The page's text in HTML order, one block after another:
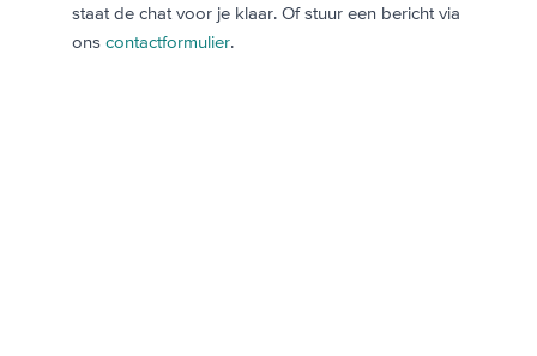
staat de chat voor je klaar. Of stuur een bericht via
ons contactformulier.